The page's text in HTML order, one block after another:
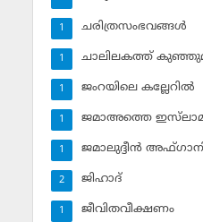
ചരിത്രസംഭവങ്ങള്‍
1
ചാലിലകത്ത്
1
ജംറയിലെ കല്ലേറില്‍
1
ജമാഅത്തെ
1
ജമാലുദ്ദീന്‍
1
ജിഹാദ്‌
2
ജീവിതവീക്ഷണം
1